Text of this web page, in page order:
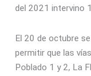
del 2021 intervino
El 20 de octubre
permitir que las
Poblado 1 y 2, La